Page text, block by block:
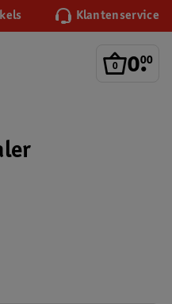
Klantenservice
0.
00